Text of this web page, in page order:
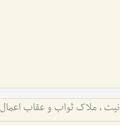
نیت ، ملاک ثواب و عقاب اعمال